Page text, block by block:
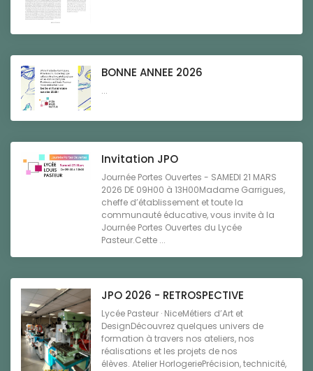
BONNE ANNEE 2026
...
Invitation JPO
Journée Portes Ouvertes - SAMEDI 21 MARS
2026 DE 09H00 à 13H00Madame Garrigues,
cheffe d’établissement et toute la
communauté éducative, vous invite à la
Journée Portes Ouvertes du Lycée
Pasteur.Cette ...
JPO 2026 - RETROSPECTIVE
Lycée Pasteur · NiceMétiers d’Art et
DesignDécouvrez quelques univers de
formation à travers nos ateliers, nos
réalisations et les projets de nos
élèves. Atelier HorlogeriePrécision, technicité,